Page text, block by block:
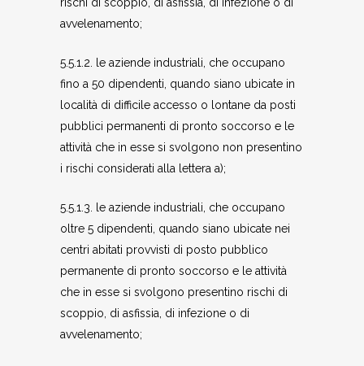
avvelenamento;
5.5.1.2. le aziende industriali, che occupano
fino a 50 dipendenti, quando siano ubicate in
località di difficile accesso o lontane da posti
pubblici permanenti di pronto soccorso e le
attività che in esse si svolgono non presentino
i rischi considerati alla lettera a);
5.5.1.3. le aziende industriali, che occupano
oltre 5 dipendenti, quando siano ubicate nei
centri abitati provvisti di posto pubblico
permanente di pronto soccorso e le attività
che in esse si svolgono presentino rischi di
scoppio, di asfissia, di infezione o di
avvelenamento;